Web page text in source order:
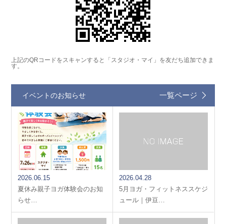
上記のQRコードをスキャンすると「スタジオ・マイ」を友だち追加できま
す。
イベントのお知らせ 一覧ページ
2026.06.15
夏休み親子ヨガ体験会のお知
らせ…
2026.04.28
5月ヨガ・フィットネススケジ
ュール｜伊豆…